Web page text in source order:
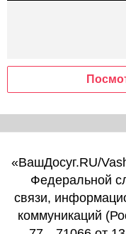
«ВашДосуг.RU/
Федеральной
связи,
коммуникаций